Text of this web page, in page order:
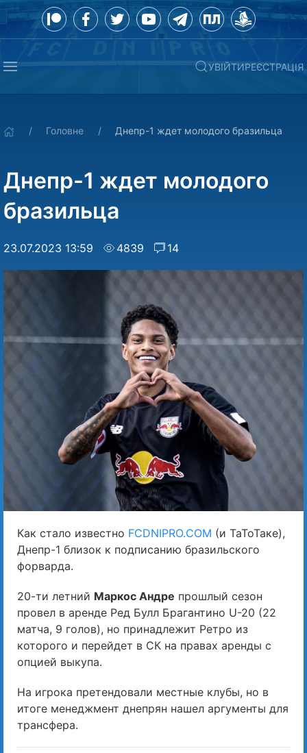
УВІЙТИРЕЄСТРАЦІЯ
Головне Днепр-1 ждет молодого бразильца
Днепр-1 ждет молодого
бразильца
23.07.2023 13:59 4839 14
Как стало известно FCDNIPRO.COM (и ТаТоТаке),
Днепр-1 близок к подписанию бразильского
форварда.
20-ти летний Маркос Андре прошлый сезон
провел в аренде Ред Булл Брагантино U-20 (22
матча, 9 голов), но принадлежит Ретро из
которого и перейдет в СК на правах аренды с
опцией выкупа.
На игрока претендовали местные клубы, но в
итоге менеджмент днепрян нашел аргументы для
трансфера.